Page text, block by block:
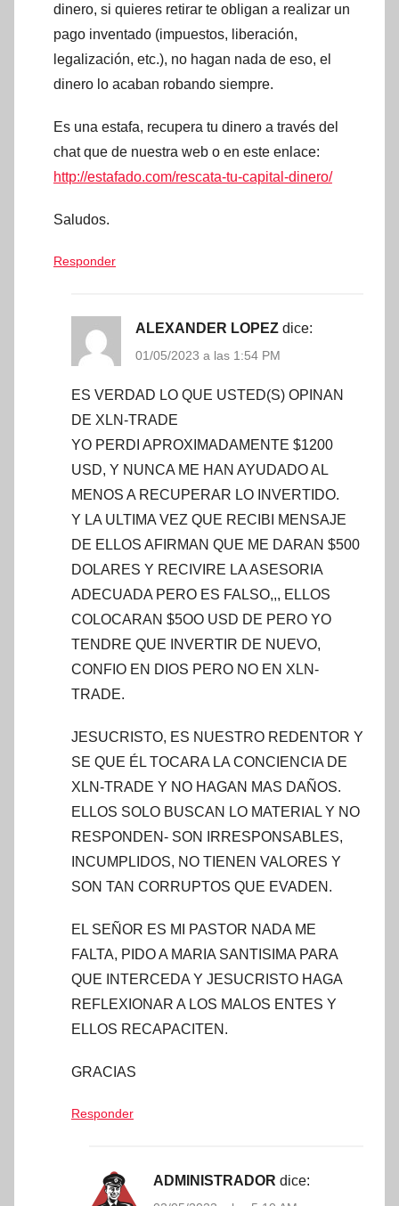
dinero, si quieres retirar te obligan a realizar un
pago inventado (impuestos, liberación,
legalización, etc.), no hagan nada de eso, el
dinero lo acaban robando siempre.
Es una estafa, recupera tu dinero a través del
chat que de nuestra web o en este enlace:
http://estafado.com/rescata-tu-capital-dinero/
Saludos.
Responder
ALEXANDER LOPEZ dice:
01/05/2023 a las 1:54 PM
ES VERDAD LO QUE USTED(S) OPINAN
DE XLN-TRADE
YO PERDI APROXIMADAMENTE $1200
USD, Y NUNCA ME HAN AYUDADO AL
MENOS A RECUPERAR LO INVERTIDO.
Y LA ULTIMA VEZ QUE RECIBI MENSAJE
DE ELLOS AFIRMAN QUE ME DARAN $500
DOLARES Y RECIVIRE LA ASESORIA
ADECUADA PERO ES FALSO,,, ELLOS
COLOCARAN $5OO USD DE PERO YO
TENDRE QUE INVERTIR DE NUEVO,
CONFIO EN DIOS PERO NO EN XLN-
TRADE.
JESUCRISTO, ES NUESTRO REDENTOR Y
SE QUE ÉL TOCARA LA CONCIENCIA DE
XLN-TRADE Y NO HAGAN MAS DAÑOS.
ELLOS SOLO BUSCAN LO MATERIAL Y NO
RESPONDEN- SON IRRESPONSABLES,
INCUMPLIDOS, NO TIENEN VALORES Y
SON TAN CORRUPTOS QUE EVADEN.
EL SEÑOR ES MI PASTOR NADA ME
FALTA, PIDO A MARIA SANTISIMA PARA
QUE INTERCEDA Y JESUCRISTO HAGA
REFLEXIONAR A LOS MALOS ENTES Y
ELLOS RECAPACITEN.
GRACIAS
Responder
ADMINISTRADOR dice: